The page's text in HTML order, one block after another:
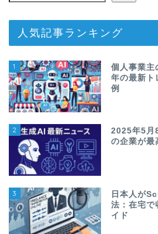
人気記事ランキング
1
個人事業
年の最新ト
例
2
2025年5月
の企業が最
3
日本人が
法：在宅で
イド